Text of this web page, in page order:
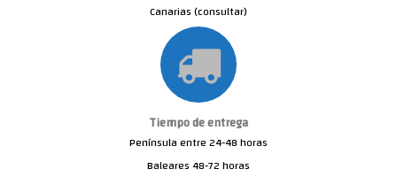
Canarias (consultar)
Tiempo de entrega
Península entre 24-48 horas
Baleares 48-72 horas